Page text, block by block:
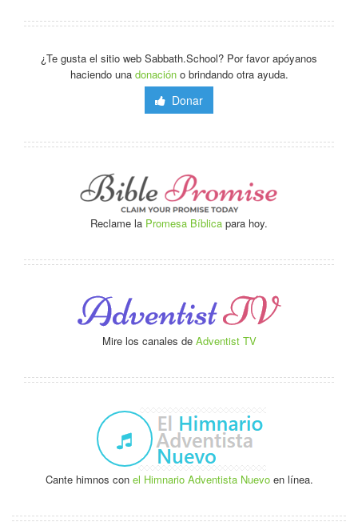
¿Te gusta el sitio web Sabbath.School? Por favor apóyanos
haciendo una donacióno brindando otra ayuda.
Donar
Reclame la Promesa Bíblica para hoy.
Mire los canales de Adventist TV
Cante himnos con el Himnario Adventista Nuevoen línea.